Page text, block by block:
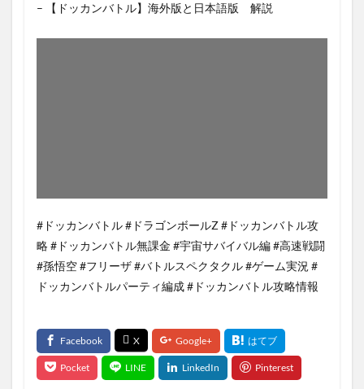
– 【ドッカンバトル】海外版と日本語版 解説
#ドッカンバトル #ドラゴンボールZ #ドッカンバトル攻
略 #ドッカンバトル無課金 #宇宙サバイバル編 #高速戦闘
#孫悟空 #フリーザ #バトルスペクタクル #ゲーム実況 #
ドッカンバトルパーティ編成 #ドッカンバトル攻略情報